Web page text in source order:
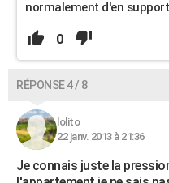
normalement d'en
0
RÉPONSE 4 / 8
lolito
22 janv. 2013 à 21:36
Je connais juste la